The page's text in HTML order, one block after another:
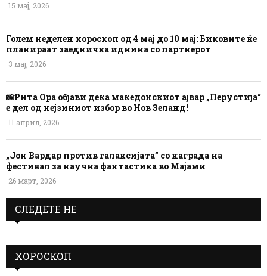
15 мај, 2026
Голем неделен хороскоп од 4 мај до 10 мај: Биковите ќе
планираат заедничка иднина со партнерот
3 мај, 2026
📸Рита Ора објави дека македонскиот ајвар „Перустија“
е дел од нејзиниот избор во Нов Зеланд!
11 април, 2026
„Јон Вардар против галаксијата” со награда на
фестивал за научна фантастика во Мајами
26 март, 2026
СЛЕДЕТЕ НЕ
ХОРОСКОП